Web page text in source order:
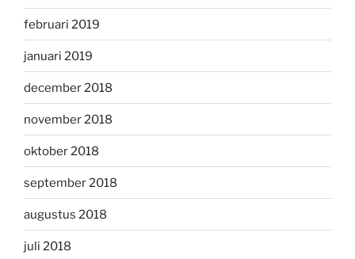
februari 2019
januari 2019
december 2018
november 2018
oktober 2018
september 2018
augustus 2018
juli 2018